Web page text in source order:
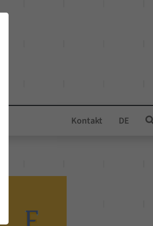
Kontakt DE